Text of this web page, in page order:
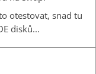
otestovat, snad tu
disků...